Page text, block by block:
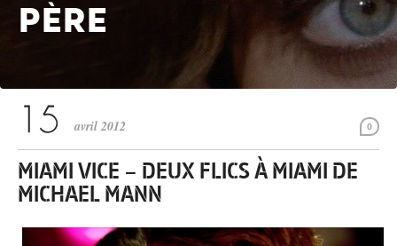
PÈRE
0
avril 2012
MIAMI VICE – DEUX FLICS À MIAMI DE
MICHAEL MANN